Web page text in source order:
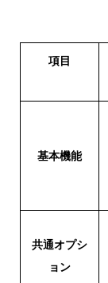
項目
基本機能
共通オプシ
ョン